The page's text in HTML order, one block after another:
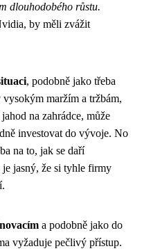
dlouhodobého růstu.
by měli zvážit
, podobně jako třeba
maržím a tržbám,
na zahrádce, může
investovat do vývoje. No
na to, jak se daří
jasný, že si tyhle firmy
a podobně jako do
vyžaduje pečlivý přístup.